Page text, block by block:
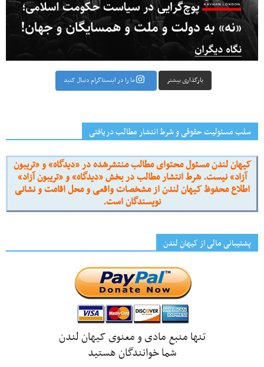
بارگذاری بیشتر ما را در اینستاگرام دنبال کنید
سلب مسئولیت حقوقی و شرط انتشار مطالب دریافتی
کیهان لندن مسئول محتوای مطالب منتشرشده در «دیدگاه» و «تریبون
آزاد» نیست. شرط انتشار مطالب در بخش «دیدگاه» و «تریبون آزاد»
اطلاع محفوظ کیهان لندن از مشخصات واقعی و محل اقامت و نشانی
نویسندگان است.
پشتیبانی مالی از کیهانِ لندن
تنها منبع مادی و معنوی کیهان لندن
شما خوانندگان هستید